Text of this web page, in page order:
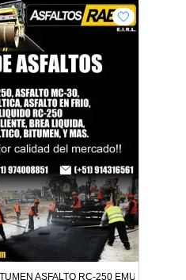
ASFALTO RC-250 EMULSION